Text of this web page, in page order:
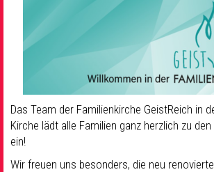
Das Team der Familienkirche GeistReich in
Kirche lädt alle Familien ganz herzlich zu
ein!
Wir freuen uns besonders, die neu